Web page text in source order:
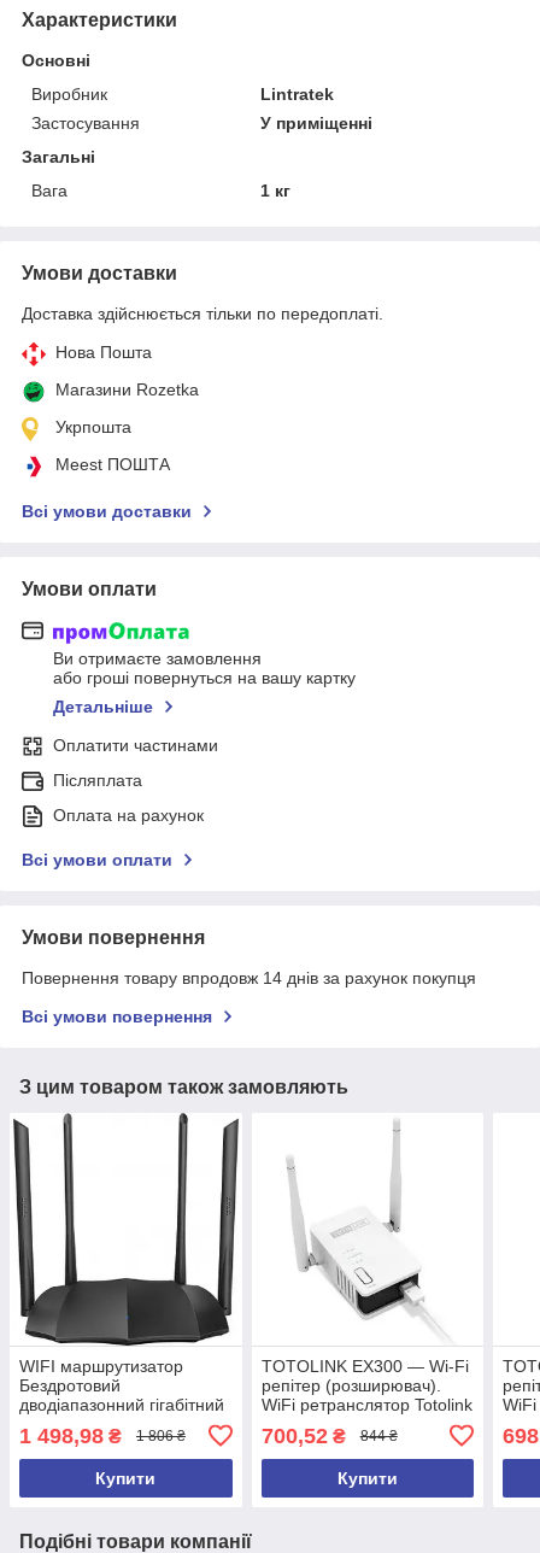
Характеристики
Основні
Виробник
Lintratek
Застосування
У приміщенні
Загальні
Вага
1 кг
Умови доставки
Доставка здійснюється тільки по передоплаті.
Нова Пошта
Магазини Rozetka
Укрпошта
Meest ПОШТА
Всі умови доставки
Умови оплати
Ви отримаєте замовлення
або гроші повернуться на вашу картку
Детальніше
Оплатити частинами
Післяплата
Оплата на рахунок
Всі умови оплати
Умови повернення
Повернення товару впродовж 14 днів за рахунок покупця
Всі умови повернення
З цим товаром також замовляють
WIFI маршрутизатор
Бездротовий
дводіапазонний гігабітний
маршрутизатор Tenda AC8
тенда АС8
1 498,98 ₴ 1 806 ₴
Купити
TOTOLINK EX300 — Wi-Fi
репітер (розширювач).
WiFi ретранслятор Totolink
700,52₴ 844 ₴
Купити
WiFi
Подібні товари компанії